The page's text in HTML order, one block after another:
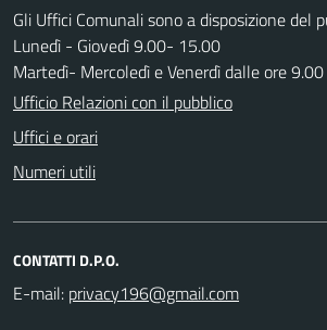
Gli Uffici Comunali sono a disposizione del
Lunedì - Giovedì 9.00- 15.00
Martedì- Mercoledì e Venerdì dalle ore
Ufficio Relazioni con il pubblico
Uffici e orari
Numeri utili
CONTATTI D.P.O.
E-mail: